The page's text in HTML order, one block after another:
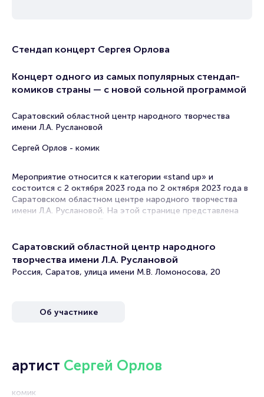
Стендап концерт Сергея Орлова
Концерт одного из самых популярных стендап-
комиков страны — с новой сольной программой
Саратовский областной центр народного творчества
имени Л.А. Руслановой
Сергей Орлов - комик
Мероприятие относится к категории «stand up» и
состоится с 2 октября 2023 года по 2 октября 2023 года в
Саратовском областном центре народного творчества
имени Л.А. Руслановой. На этой странице представлена
Зачастую это единственная возможность достать билет
В в Саратове концерты комиков, выступающих в жанре
их репертуаре разговорные шутки на самые
открытость Stand Up и полюбился публике, а также
благодаря многочисленным шоу в стиле «Открытый
Саратовский областной центр народного
творчества имени Л.А. Руслановой
Россия, Саратов, улица имени М.В. Ломоносова, 20
Об участнике
артист Сергей Орлов
комик